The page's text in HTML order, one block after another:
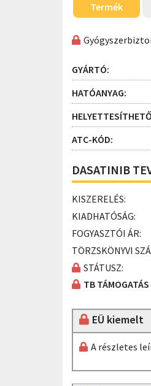
Termék
GYÁRTÓ:
HATÓANYAG:
ATC-KÓD:
DASATINIB
KISZERELÉS:
KIADHATÓSÁG:
FOGYASZTÓI ÁR:
TÖRZSKÖNYVI
STÁTUSZ:
TB TÁMOGATÁS
EÜ kiemelt
A részletes